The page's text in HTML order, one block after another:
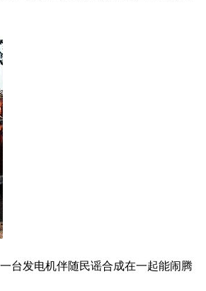
发电机伴随民谣合成在一起能闹腾